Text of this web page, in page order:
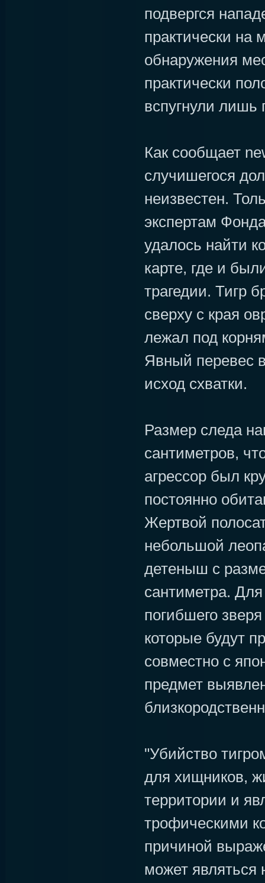
подвергся
практически на
обнаружения
практически
вспугнули
Как сообщает
случишегося
неизвестен.
экспертам
удалось найти
карте, где и
трагедии. Тигр
сверху с края
лежал под
Явный перевес
исход схватки.
Размер следа
сантиметров,
агрессор был
постоянно
Жертвой
небольшой
детеныш с
сантиметра. Для
погибшего
которые будут
совместно с
предмет
"Убийство
для хищников,
территории и
трофическими
причиной
может являться